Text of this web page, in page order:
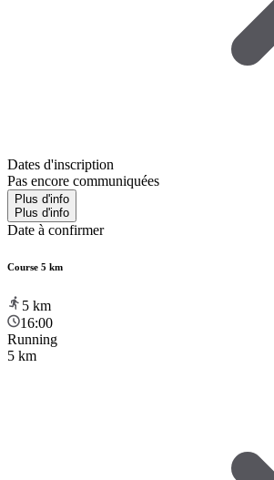
Dates d'inscription
Pas encore communiquées
Plus d'info
Plus d'info
Date à confirmer
Course 5 km
5 km
16:00
Running
5 km